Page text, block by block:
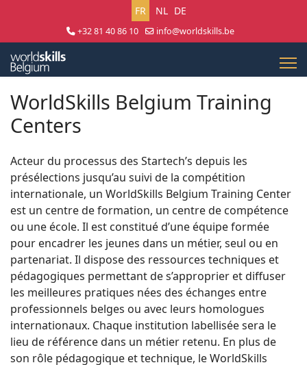
Sélectionnez votre langue
FR NL DE
+32 81 40 86 10
info@worldskills.be
WorldSkills Belgium Training
Centers
Acteur du processus des Startech’s depuis les
présélections jusqu’au suivi de la compétition
internationale, un WorldSkills Belgium Training Center
est un centre de formation, un centre de compétence
ou une école. Il est constitué d’une équipe formée
pour encadrer les jeunes dans un métier, seul ou en
partenariat. Il dispose des ressources techniques et
pédagogiques permettant de s’approprier et diffuser
les meilleures pratiques nées des échanges entre
professionnels belges ou avec leurs homologues
internationaux. Chaque institution labellisée sera le
lieu de référence dans un métier retenu. En plus de
son rôle pédagogique et technique, le WorldSkills